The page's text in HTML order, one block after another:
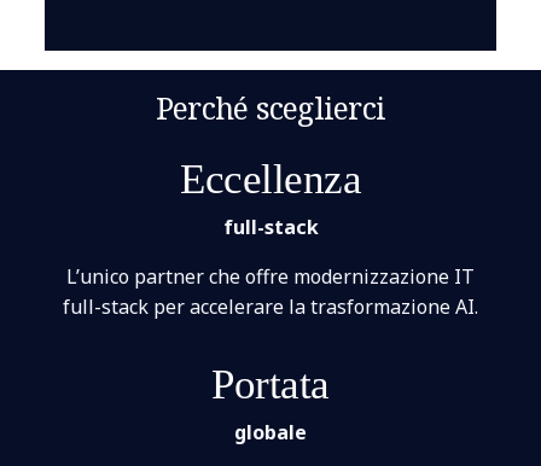
Perché sceglierci
Eccellenza
full-stack
L’unico partner che offre modernizzazione IT
full-stack per accelerare la trasformazione AI.
Portata
globale